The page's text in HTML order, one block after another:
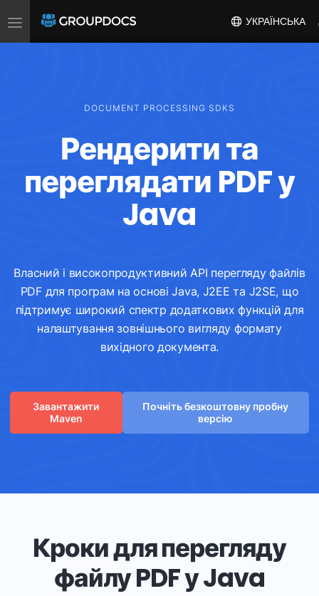
Toggle
navigation
УКРАЇНСЬКА
DOCUMENT PROCESSING SDKS
Рендерити та
переглядати PDF у
Java
Власний і високопродуктивний API перегляду файлів
PDF для програм на основі Java, J2EE та J2SE, що
підтримує широкий спектр додаткових функцій для
налаштування зовнішнього вигляду формату
вихідного документа.
Завантажити
Maven
Почніть безкоштовну пробну
версію
Кроки для перегляду
файлу PDF у Java